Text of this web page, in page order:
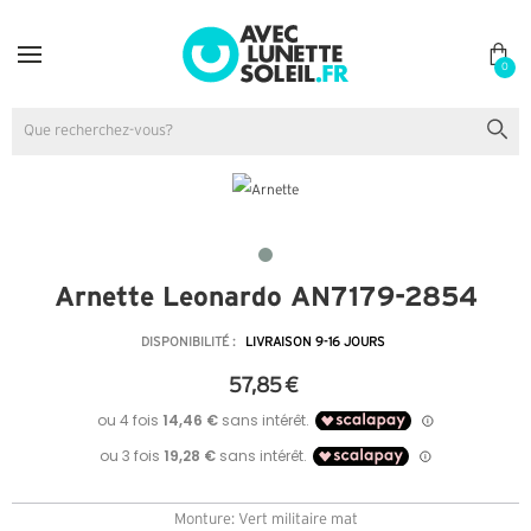
0
Arnette Leonardo AN7179-2854
DISPONIBILITÉ : LIVRAISON 9-16 JOURS
57,85 €
Monture: Vert militaire mat